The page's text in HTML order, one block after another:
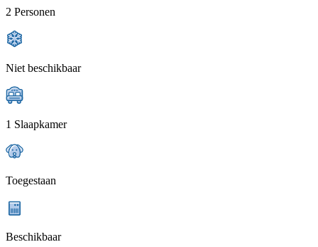
2 Personen
Niet beschikbaar
1 Slaapkamer
Toegestaan
Beschikbaar